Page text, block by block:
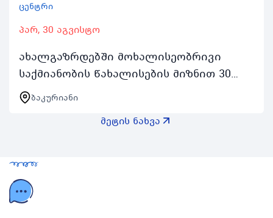
ცენტრი
პარ, 30 აგვისტო
ახალგაზრდებში მოხალისეობრივი
საქმიანობის წახალისების მიზნით 30
აგვისტოდან 3 სექტემბრის შუალედში
ჩატარდება ახალგაზრდა მოხალისეთა
ბანაკი რომელიც აქტიურ…
ბაკურიანი
მეტის ნახვა